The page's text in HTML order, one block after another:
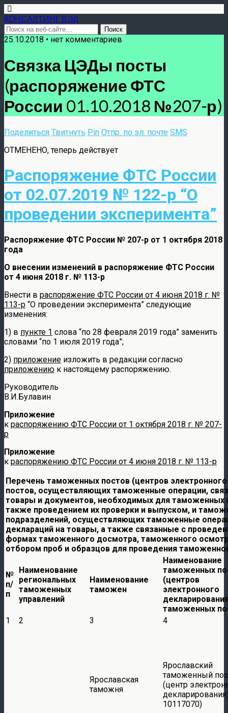
КОНСАЛТИНГ ВЭД
25.10.2018 • нет комментариев
Связка ЦЭДы посты
(распоряжение ФТС
России 01.10.2018 №207-р)
Поделиться Твитнуть Pin Отпр. по эл. почте SMS
ОТМЕНЕНО, теперь действует
Распоряжение ФТС России
от 02.07.2019 № 122-р “О
проведении эксперимента”
Распоряжение ФТС России № 207-р от 1 октября 2018
года
О внесении изменений в распоряжение ФТС России
от 4 июня 2018 г. № 113-р
Внести в распоряжение ФТС России от 4 июня 2018 г. №
113-р “О проведении эксперимента” следующие
изменения:
1) в пункте 1 слова “по 28 февраля 2019 года” заменить
словами “по 1 июля 2019 года”;
2) приложение изложить в редакции согласно
приложению к настоящему распоряжению.
В.И.Булавин
Приложение
к распоряжению ФТС России от 1 октября 2018 г. № 207-
р
Приложение
к распоряжению ФТС России от 4 июня 2018 г. № 113-р
Перечень таможенных постов (центров
постов, осуществляющих таможенные операции,
товары и документов, необходимых для таможенных
также проведением их проверки и выпуском, и
подразделений, осуществляющих таможенные
деклараций на товары, а также связанные с
формах таможенного досмотра, таможенного
отбором проб и образцов для проведения
№
п/
п
Наименование
региональных
таможенных
управлений
Наименование
таможен
Наименование
таможенных
(центров
электронного
таможенных
1
2 3 4
Ярославская
таможня
Ярославский
таможенный
(центр
10117070)